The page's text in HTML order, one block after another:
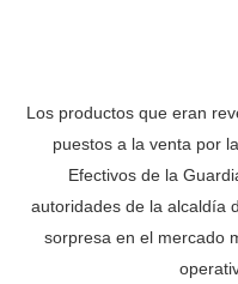
Los productos que eran
puestos a la venta por
Efectivos de la
autoridades de la alcaldía
sorpresa en el mercado